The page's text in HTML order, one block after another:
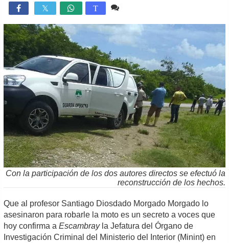
 T
Con la participación de los dos autores directos se efectuó la
reconstrucción de los hechos.
Que al profesor Santiago Diosdado Morgado Morgado lo
asesinaron para robarle la moto es un secreto a voces que
hoy confirma aEscambrayla Jefatura del Órgano de
Investigación Criminal del Ministerio del Interior (Minint) en